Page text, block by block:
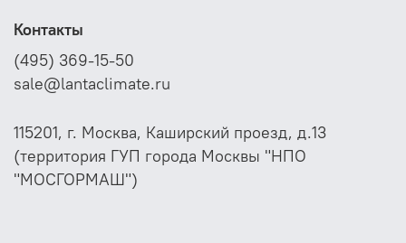
Контакты
(495) 369-15-50
sale@lantaclimate.ru
115201, г. Москва, Каширский проезд, д.13
(территория ГУП города Москвы "НПО
"МОСГОРМАШ")